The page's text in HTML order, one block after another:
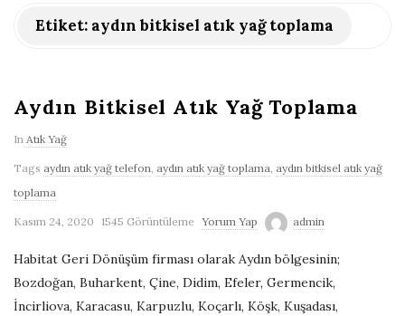
t
a
t
G
e
Etiket: aydın bitkisel atık yağ toplama
Aydın Bitkisel Atık Yağ Toplama
In Atık Yağ
Tags aydın atık yağ telefon, aydın atık yağ toplama, aydın bitkisel atık yağ
toplama
Kasım 24, 2020 1545 Görüntüleme Yorum Yap admin
Habitat Geri Dönüşüm firması olarak Aydın bölgesinin;
Bozdoğan, Buharkent, Çine, Didim, Efeler, Germencik,
İncirliova, Karacasu, Karpuzlu, Koçarlı, Köşk, Kuşadası,